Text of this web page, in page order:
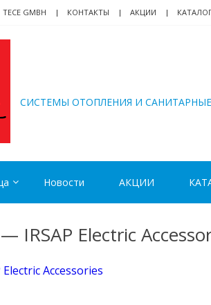
TECE GMBH КОНТАКТЫ АКЦИИ
CИСТЕМЫ ОТОПЛЕНИЯ И
Новости АКЦИИ
IRSAP Electric
Electric Accessories